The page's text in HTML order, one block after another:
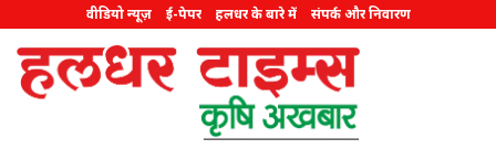
वीडियो न्यूज़ ई-पेपर हलधर के बारे में संपर्क और निवारण